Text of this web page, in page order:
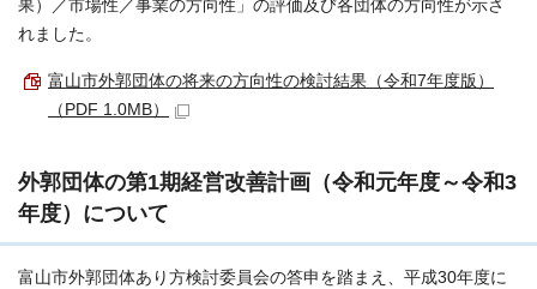
果）／市場性／事業の方向性」の評価及び各団体の方向性が示さ
れました。
富山市外郭団体の将来の方向性の検討結果（令和7年度版）
（PDF 1.0MB）
外郭団体の第1期経営改善計画（令和元年度～令和3
年度）について
富山市外郭団体あり方検討委員会の答申を踏まえ、平成30年度に